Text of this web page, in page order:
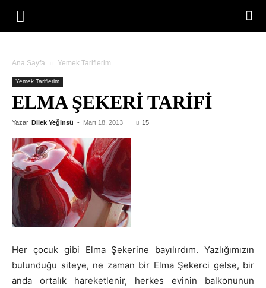
Ana Sayfa Yemek Tariflerim
Yemek Tariflerim
ELMA ŞEKERI TARIFI
Yazar Dilek Yeğinsü - Mart 18, 2013 15
Her çocuk gibi Elma Şekerine bayılırdım. Yazlığımızın
bulunduğu siteye, ne zaman bir Elma Şekerci gelse, bir
anda ortalık hareketlenir, herkes evinin balkonunun